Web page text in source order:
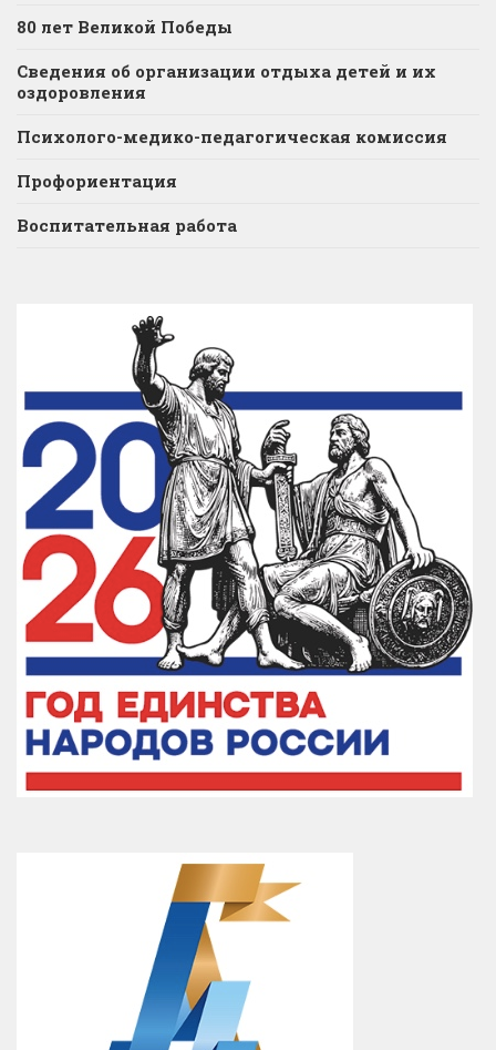
80 лет Великой Победы
Сведения об организации отдыха детей и их
оздоровления
Психолого-медико-педагогическая комиссия
Профориентация
Воспитательная работа